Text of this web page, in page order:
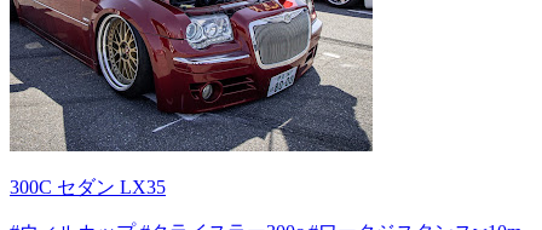
300C セダン LX35